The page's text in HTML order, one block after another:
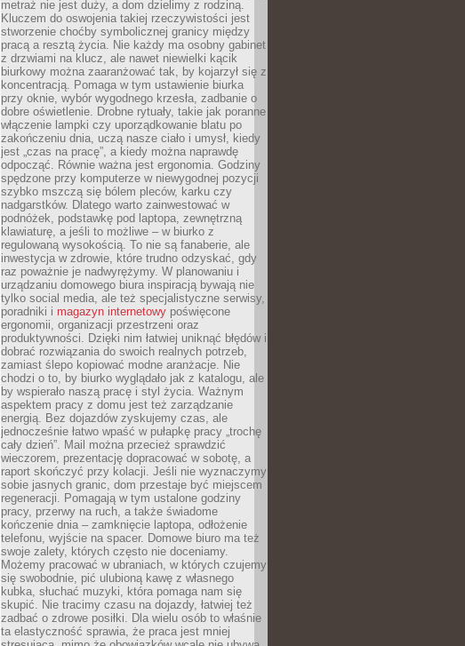
metraż nie jest duży, a dom dzielimy z rodziną.
Kluczem do oswojenia takiej rzeczywistości jest
stworzenie choćby symbolicznej granicy między
pracą a resztą życia. Nie każdy ma osobny gabinet
z drzwiami na klucz, ale nawet niewielki kącik
biurkowy można zaaranżować tak, by kojarzył się z
koncentracją. Pomaga w tym ustawienie biurka
przy oknie, wybór wygodnego krzesła, zadbanie o
dobre oświetlenie. Drobne rytuały, takie jak poranne
włączenie lampki czy uporządkowanie blatu po
zakończeniu dnia, uczą nasze ciało i umysł, kiedy
jest „czas na pracę”, a kiedy można naprawdę
odpocząć. Równie ważna jest ergonomia. Godziny
spędzone przy komputerze w niewygodnej pozycji
szybko mszczą się bólem pleców, karku czy
nadgarstków. Dlatego warto zainwestować w
podnóżek, podstawkę pod laptopa, zewnętrzną
klawiaturę, a jeśli to możliwe – w biurko z
regulowaną wysokością. To nie są fanaberie, ale
inwestycja w zdrowie, które trudno odzyskać, gdy
raz poważnie je nadwyrężymy. W planowaniu i
urządzaniu domowego biura inspiracją bywają nie
tylko social media, ale też specjalistyczne serwisy,
poradniki i magazyn internetowy poświęcone
ergonomii, organizacji przestrzeni oraz
produktywności. Dzięki nim łatwiej uniknąć błędów i
dobrać rozwiązania do swoich realnych potrzeb,
zamiast ślepo kopiować modne aranżacje. Nie
chodzi o to, by biurko wyglądało jak z katalogu, ale
by wspierało naszą pracę i styl życia. Ważnym
aspektem pracy z domu jest też zarządzanie
energią. Bez dojazdów zyskujemy czas, ale
jednocześnie łatwo wpaść w pułapkę pracy „trochę
cały dzień”. Mail można przecież sprawdzić
wieczorem, prezentację dopracować w sobotę, a
raport skończyć przy kolacji. Jeśli nie wyznaczymy
sobie jasnych granic, dom przestaje być miejscem
regeneracji. Pomagają w tym ustalone godziny
pracy, przerwy na ruch, a także świadome
kończenie dnia – zamknięcie laptopa, odłożenie
telefonu, wyjście na spacer. Domowe biuro ma też
swoje zalety, których często nie doceniamy.
Możemy pracować w ubraniach, w których czujemy
się swobodnie, pić ulubioną kawę z własnego
kubka, słuchać muzyki, która pomaga nam się
skupić. Nie tracimy czasu na dojazdy, łatwiej też
zadbać o zdrowe posiłki. Dla wielu osób to właśnie
ta elastyczność sprawia, że praca jest mniej